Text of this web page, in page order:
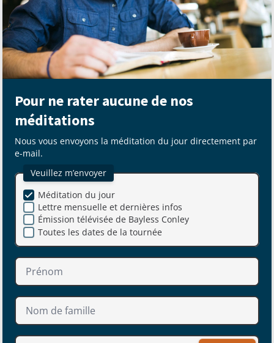
Pour ne rater aucune de nos
méditations
Nous vous envoyons la méditation du jour directement par
e-mail.
Veuillez m’envoyer
Lettre mensuelle et dernières infos
Méditation du jour
Émission télévisée de Bayless Conley
Toutes les dates de la tournée